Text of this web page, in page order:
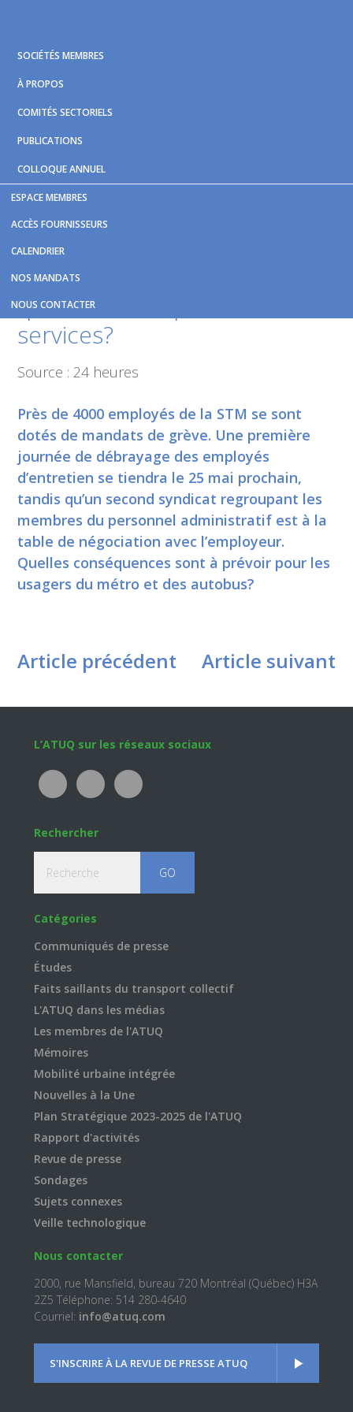
primary
navigation
main
content
footer
ESPACE MEMBRES
ACCÈS FOURNISSEURS
CALENDRIER
NOS MANDATS
NOUS CONTACTER
SOCIÉTÉS MEMBRES
À PROPOS
COMITÉS SECTORIELS
PUBLICATIONS
COLLOQUE ANNUEL
Vous êtes ici :Accueil
Mandats de grève à la STM:
quelles conséquences sur les
services?
Source : 24 heures
Près de 4000 employés de la STM se sont
dotés de mandats de grève. Une première
journée de débrayage des employés
d’entretien se tiendra le 25 mai prochain,
tandis qu’un second syndicat regroupant les
membres du personnel administratif est à la
table de négociation avec l’employeur.
Quelles conséquences sont à prévoir pour les
usagers du métro et des autobus?
Article précédent Article suivant
Footer
L’ATUQ sur les réseaux sociaux
Rechercher
Catégories
Communiqués de presse
Études
Faits saillants du transport collectif
L'ATUQ dans les médias
Les membres de l'ATUQ
Mémoires
Mobilité urbaine intégrée
Nouvelles à la Une
Plan Stratégique 2023-2025 de l'ATUQ
Rapport d'activités
Revue de presse
Sondages
Sujets connexes
Veille technologique
Nous contacter
2000, rue Mansfield, bureau 720 Montréal (Québec) H3A
2Z5 Téléphone: 514 280-4640
Courriel: info@atuq.com
S'INSCRIRE À LA REVUE DE PRESSE ATUQ